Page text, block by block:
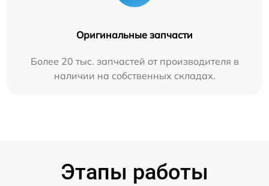
Оригинальные запчасти
Более 20 тыс. запчастей от производителя в
наличии на собственных складах.
Этапы работы